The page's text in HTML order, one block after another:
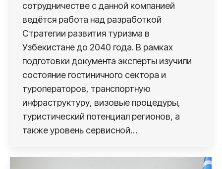
сотрудничестве с данной компанией
ведётся работа над разработкой
Стратегии развития туризма в
Узбекистане до 2040 года. В рамках
подготовки документа эксперты изучили
состояние гостиничного сектора и
туроператоров, транспортную
инфраструктуру, визовые процедуры,
туристический потенциал регионов, а
также уровень сервисной…